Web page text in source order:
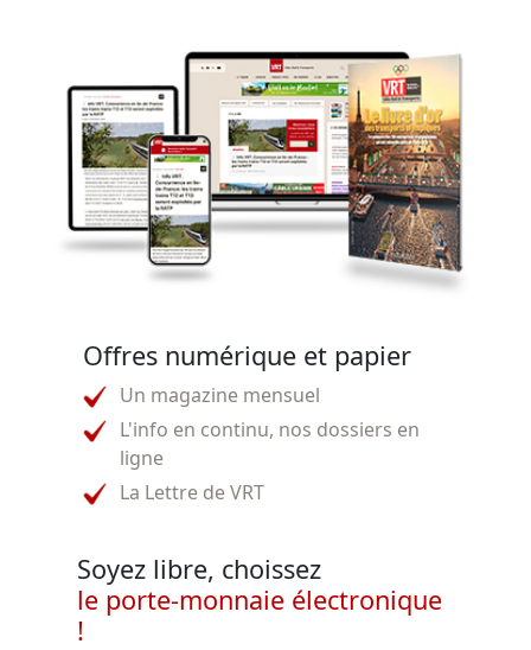
Offres numérique et papier
Un magazine mensuel
L'info en continu, nos dossiers en
ligne
La Lettre de VRT
Soyez libre, choissez
le porte-monnaie électronique
!